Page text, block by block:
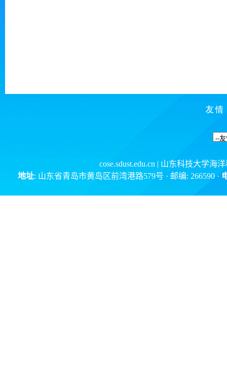
cose.sdust.edu.cn | 山东科技大学海
地址: 山东省青岛市黄岛区前湾港路579号 · 邮编: 266590 ·